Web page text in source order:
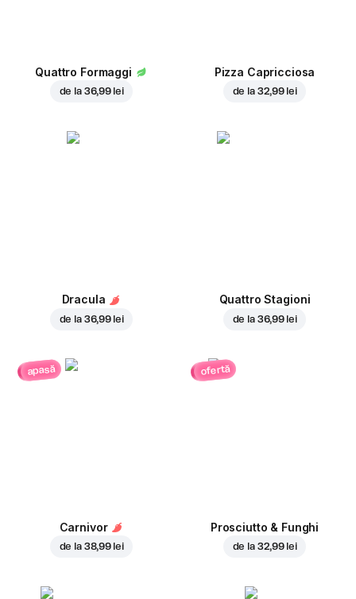
Quattro Formaggi
de la 36,99 lei
Pizza Capricciosa
de la 32,99 lei
Dracula
de la 36,99 lei
Quattro Stagioni
de la 36,99 lei
apasă
Carnivor
de la 38,99 lei
ofertă
Prosciutto & Funghi
de la 32,99 lei